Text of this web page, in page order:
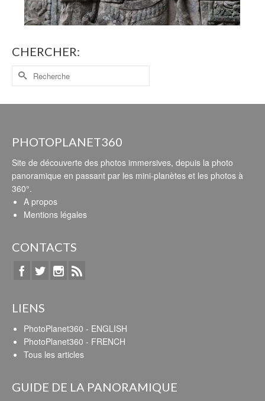
CHERCHER:
PHOTOPLANET360
Site de découverte des photos immersives, depuis la photo
panoramique en passant par les mini-planètes et les photos à
360°.
A propos
Mentions légales
CONTACTS
LIENS
PhotoPlanet360 - ENGLISH
PhotoPlanet360 - FRENCH
Tous les articles
GUIDE DE LA PANORAMIQUE